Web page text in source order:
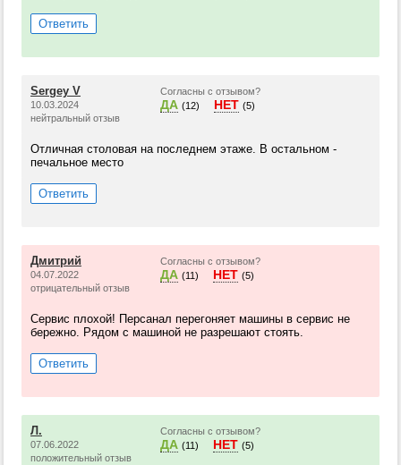
Ответить
Sergey V
10.03.2024
нейтральный отзыв
Согласны с отзывом?
ДА (12) НЕТ (5)
Отличная столовая на последнем этаже. В остальном -
печальное место
Ответить
Дмитрий
04.07.2022
отрицательный отзыв
Согласны с отзывом?
ДА (11) НЕТ (5)
Сервис плохой! Персанал перегоняет машины в сервис не
бережно. Рядом с машиной не разрешают стоять.
Ответить
Л.
07.06.2022
положительный отзыв
Согласны с отзывом?
ДА (11) НЕТ (5)